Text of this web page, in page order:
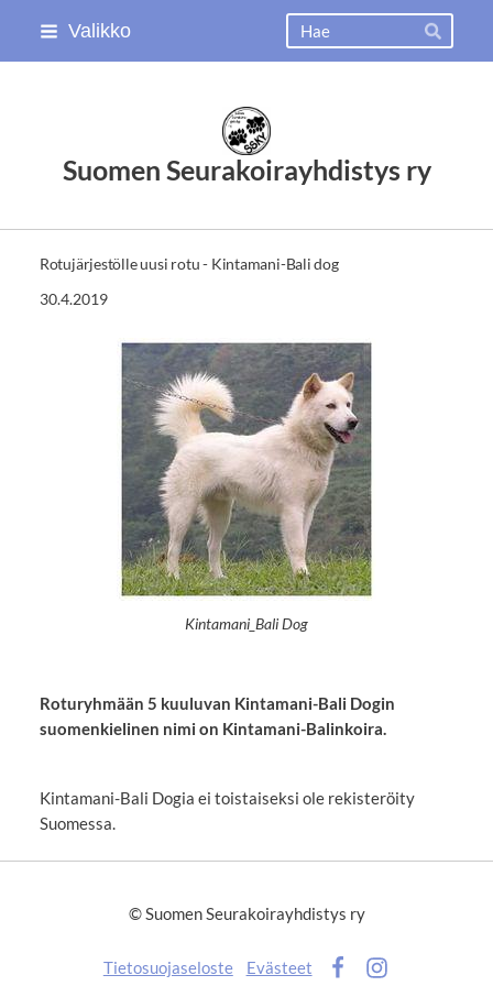
Siirry
Valikko
Hae
Suomen Seurakoirayhdistys ry
Rotujärjestölle uusi rotu - Kintamani-Bali dog
30.4.2019
Kintamani_Bali Dog
Roturyhmään 5 kuuluvan Kintamani-Bali Dogin
suomenkielinen nimi on Kintamani-Balinkoira.
Kintamani-Bali Dogia ei toistaiseksi ole rekisteröity
Suomessa.
©Suomen Seurakoirayhdistys ry
Tietosuojaseloste
Evästeet